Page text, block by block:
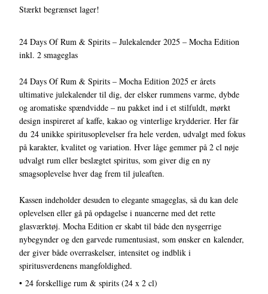
Stærkt begrænset lager!
24 Days Of Rum & Spirits – Julekalender 2025 – Mocha Edition
inkl. 2 smageglas
24 Days Of Rum & Spirits – Mocha Edition 2025 er årets
ultimative julekalender til dig, der elsker rummens varme, dybde
og aromatiske spændvidde – nu pakket ind i et stilfuldt, mørkt
design inspireret af kaffe, kakao og vinterlige krydderier. Her får
du 24 unikke spiritusoplevelser fra hele verden, udvalgt med fokus
på karakter, kvalitet og variation. Hver låge gemmer på 2 cl nøje
udvalgt rum eller beslægtet spiritus, som giver dig en ny
smagsoplevelse hver dag frem til juleaften.
Kassen indeholder desuden to elegante smageglas, så du kan dele
oplevelsen eller gå på opdagelse i nuancerne med det rette
glasværktøj. Mocha Edition er skabt til både den nysgerrige
nybegynder og den garvede rumentusiast, som ønsker en kalender,
der giver både overraskelser, intensitet og indblik i
spiritusverdenens mangfoldighed.
• 24 forskellige rum & spirits (24 x 2 cl)